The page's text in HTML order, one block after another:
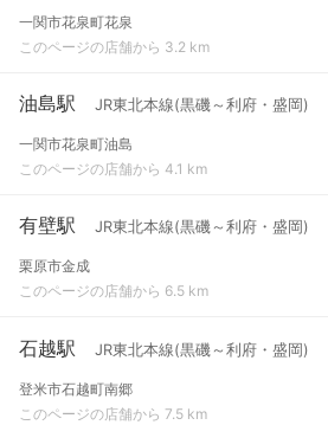
一関市花泉町花泉
このページの店舗から 3.2 km
油島駅 JR東北本線(黒磯～利府・盛岡)
一関市花泉町油島
このページの店舗から 4.1 km
有壁駅 JR東北本線(黒磯～利府・盛岡)
栗原市金成
このページの店舗から 6.5 km
石越駅 JR東北本線(黒磯～利府・盛岡)
登米市石越町南郷
このページの店舗から 7.5 km